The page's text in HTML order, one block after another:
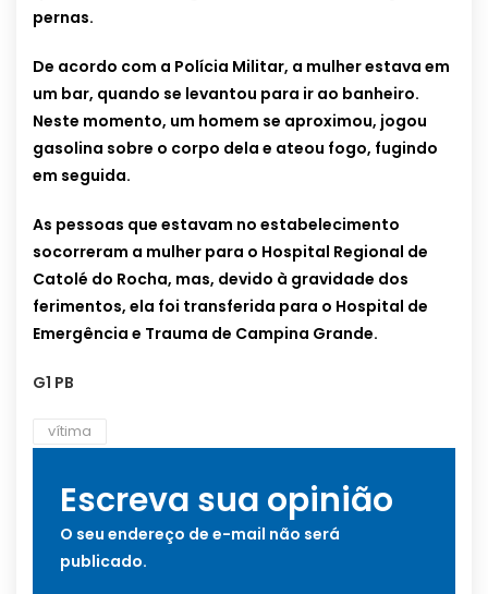
pernas.
De acordo com a Polícia Militar, a mulher estava em
um bar, quando se levantou para ir ao banheiro.
Neste momento, um homem se aproximou, jogou
gasolina sobre o corpo dela e ateou fogo, fugindo
em seguida.
As pessoas que estavam no estabelecimento
socorreram a mulher para o Hospital Regional de
Catolé do Rocha, mas, devido à gravidade dos
ferimentos, ela foi transferida para o Hospital de
Emergência e Trauma de Campina Grande.
G1 PB
vítima
Escreva sua opinião
O seu endereço de e-mail não será
publicado.